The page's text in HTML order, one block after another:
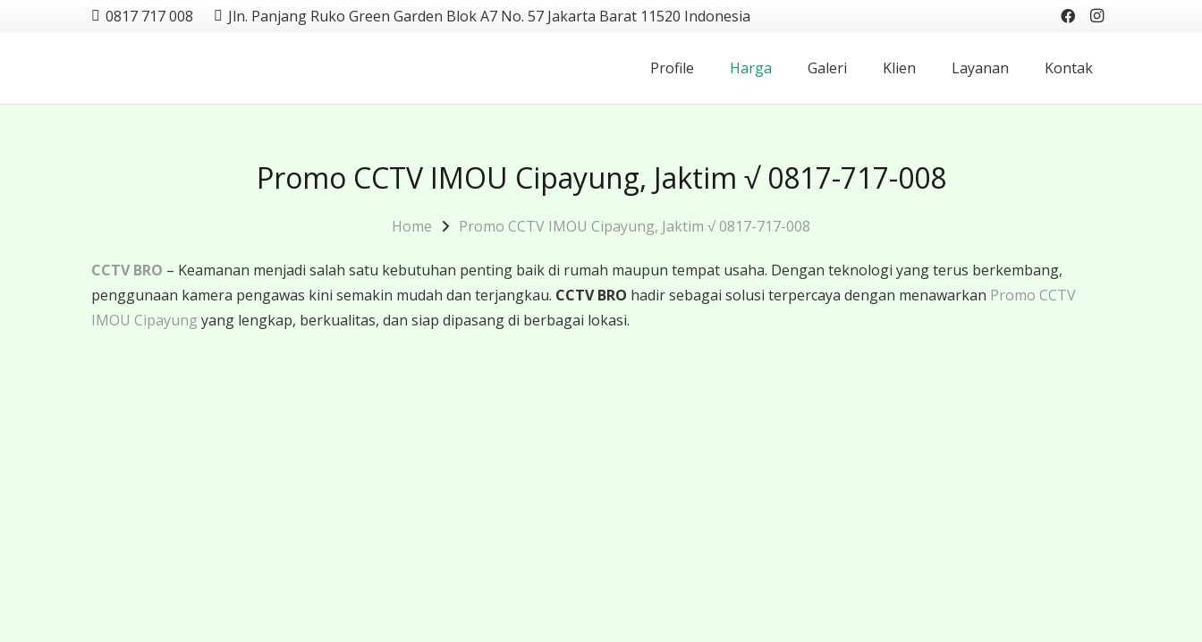
0817 717 008 Jln. Panjang Ruko Green Garden Blok A7 No. 57 Jakarta Barat 11520 Indonesia
Profile Harga Galeri Klien Layanan Kontak
Promo CCTV IMOU Cipayung, Jaktim √ 0817-717-008
Home Promo CCTV IMOU Cipayung, Jaktim √ 0817-717-008
CCTV BRO – Keamanan menjadi salah satu kebutuhan penting baik di rumah maupun tempat usaha. Dengan teknologi yang terus berkembang,
penggunaan kamera pengawas kini semakin mudah dan terjangkau. CCTV BRO hadir sebagai solusi terpercaya dengan menawarkan Promo CCTV
IMOU Cipayung yang lengkap, berkualitas, dan siap dipasang di berbagai lokasi.